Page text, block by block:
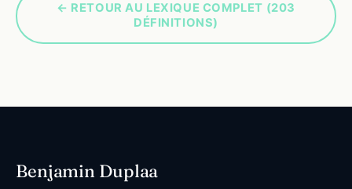
← RETOUR AU LEXIQUE COMPLET (203
DÉFINITIONS)
Benjamin Duplaa